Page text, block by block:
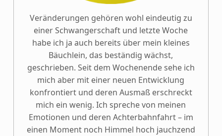
Veränderungen gehören wohl eindeutig zu
einer Schwangerschaft und letzte Woche
habe ich ja auch bereits über mein kleines
Bäuchlein, das beständig wächst,
geschrieben. Seit dem Wochenende sehe ich
mich aber mit einer neuen Entwicklung
konfrontiert und deren Ausmaß erschreckt
mich ein wenig. Ich spreche von meinen
Emotionen und deren Achterbahnfahrt – im
einen Moment noch Himmel hoch jauchzend